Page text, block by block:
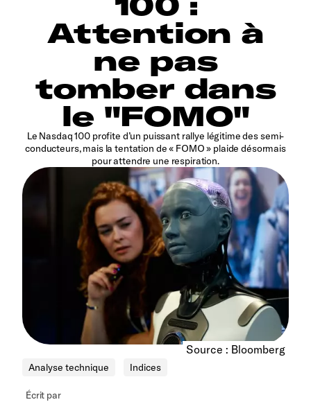
Attention à
ne pas
tomber dans
le "FOMO"
Le Nasdaq 100 profite d’un puissant rallye légitime des semi-
conducteurs, mais la tentation de « FOMO » plaide désormais
pour attendre une respiration.
Source : Bloomberg
Analyse technique Indices
Écrit par